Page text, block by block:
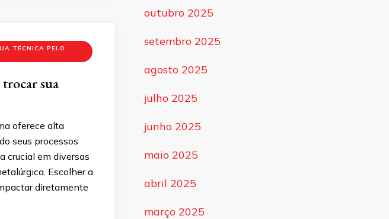
TÉCNICA PELO
trocar sua
oferece alta
seus processos
crucial em diversas
Escolher a
diretamente
outubro 2025
setembro 2025
agosto 2025
julho 2025
junho 2025
maio 2025
abril 2025
março 2025